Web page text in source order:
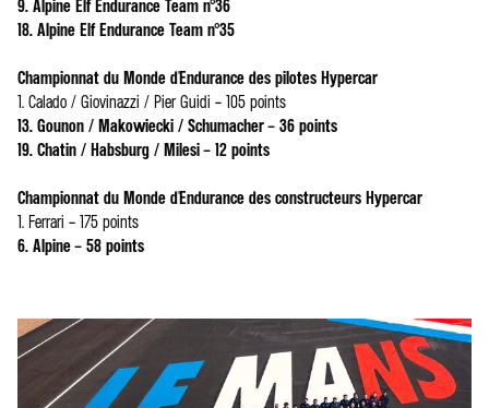
9. Alpine Elf Endurance Team n°36
18. Alpine Elf Endurance Team n°35
Championnat du Monde d'Endurance des pilotes Hypercar
1. Calado / Giovinazzi / Pier Guidi – 105 points
13. Gounon / Makowiecki / Schumacher – 36 points
19. Chatin / Habsburg / Milesi – 12 points
Championnat du Monde d'Endurance des constructeurs Hypercar
1. Ferrari – 175 points
6. Alpine – 58 points